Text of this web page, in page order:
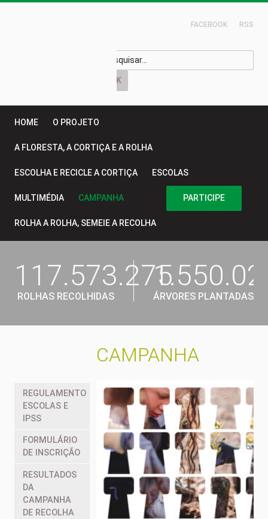
FACEBOOK RSS
HOME O PROJETO
A FLORESTA, A CORTIÇA E A ROLHA
ESCOLHA E RECICLE A CORTIÇA ESCOLAS
MULTIMÉDIA PARTICIPE
CAMPANHA
ROLHA A ROLHA, SEMEIE A RECOLHA
117.573.275
ROLHAS RECOLHIDAS ÁRVORES PLANTADAS
REGULAMENTO
ESCOLAS E
IPSS
FORMULÁRIO
DE INSCRIÇÃO
RESULTADOS
DA
CAMPANHA
DE RECOLHA
CAMPANHA